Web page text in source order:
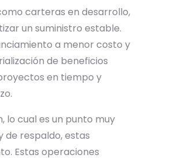
carteras en desarrollo,
un suministro estable.
a menor costo y
de beneficios
en tiempo y
lo cual es un punto muy
de respaldo, estas
Estas operaciones